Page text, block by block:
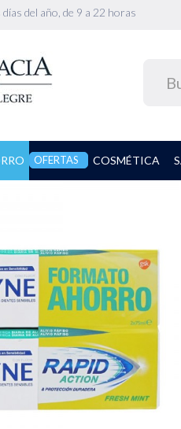
del año, de 9 a 22 horas
OFERTAS COSMÉTICA